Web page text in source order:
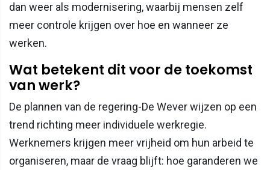
dan weer als modernisering, waarbij mensen zelf
meer controle krijgen over hoe en wanneer ze
werken.
Wat betekent dit voor de toekomst
van werk?
De plannen van de regering-De Wever wijzen op een
trend richting meer individuele werkregie.
Werknemers krijgen meer vrijheid om hun arbeid te
organiseren, maar de vraag blijft: hoe garanderen we